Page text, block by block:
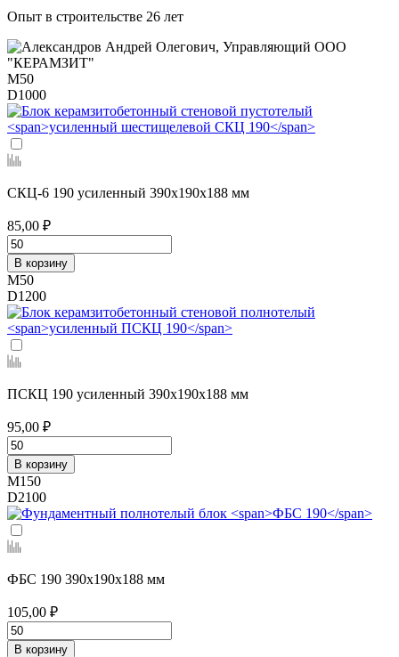
Опыт в строительстве 26 лет
М50
D1000
СКЦ-6 190 усиленный 390х190х188 мм
85,00 ₽
В корзину
М50
D1200
ПСКЦ 190 усиленный 390х190х188 мм
95,00 ₽
В корзину
М150
D2100
ФБС 190 390х190х188 мм
105,00 ₽
В корзину